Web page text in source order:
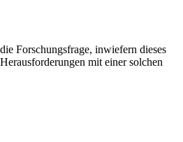
Forschungsfrage, inwiefern dieses
mit einer solchen